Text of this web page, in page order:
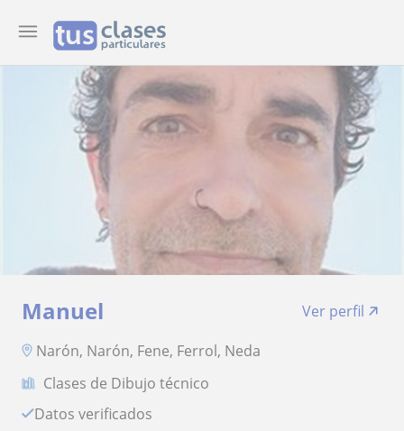
Manuel
Ver perfil
Narón, Narón, Fene, Ferrol, Neda
Clases de Dibujo técnico
Datos verificados